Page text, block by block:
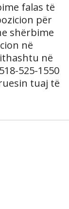
falas të
për
shërbime
në
në
525-1550
tuaj të